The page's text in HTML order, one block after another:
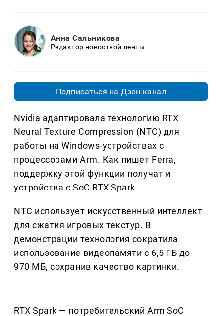
Анна Сальникова
Редактор новостной ленты
Подписаться на Дзен.канал
Nvidia адаптировала технологию RTX
Neural Texture Compression (NTC) для
работы на Windows-устройствах с
процессорами Arm. Как пишет Ferra,
поддержку этой функции получат и
устройства с SoC RTX Spark.
NTC использует искусственный интеллект
для сжатия игровых текстур. В
демонстрации технология сократила
использование видеопамяти с 6,5 ГБ до
970 МБ, сохранив качество картинки.
RTX Spark — потребительский Arm SoC